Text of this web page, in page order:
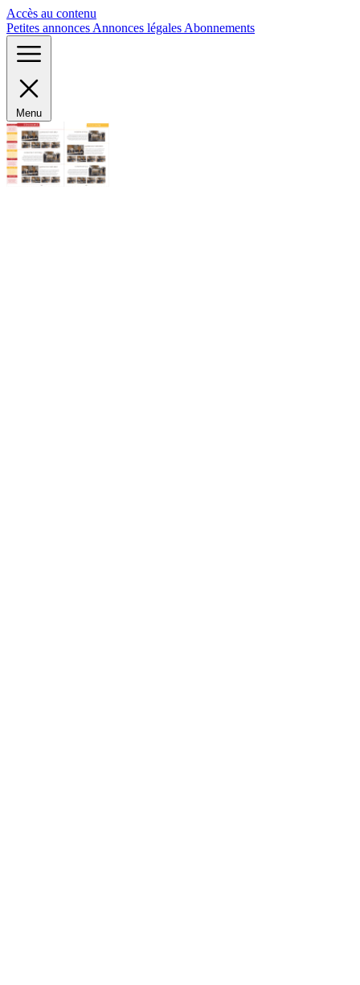
Accès au contenu
Petites annonces Annonces légales Abonnements
Menu
Panneau de gestion des cookies